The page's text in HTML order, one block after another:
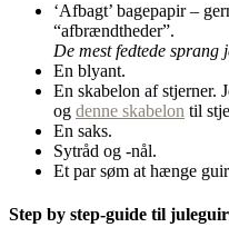
‘Afbagt’ bagepapir –
“afbrændtheder”.
De mest fedtede sprang
En blyant.
En skabelon af stjerner.
og denne skabelon til
En saks.
Sytråd og -nål.
Et par søm at hænge
Step by step-guide til